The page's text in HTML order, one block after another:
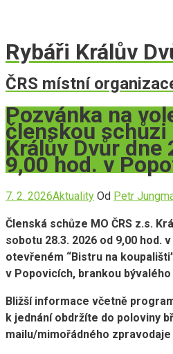
Rybáři Králův
ČRS místní
Pozvánka na
členskou schůzi
Králův Dvůr dne
9,00 hod. v
7. 2. 2026Aktuality Od Petr
Členská schůze MO ČRS z.s.
sobotu 28.3. 2026 od 9,00 hod.
otevřeném “Bistru na
v Popovicích, brankou
Bližší informace včetně
k jednání obdržíte do poloviny
mailu/mimořádného zpravodaje